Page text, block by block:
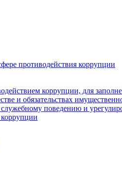
противодействия коррупции
коррупции, для
и обязательствах
поведению и